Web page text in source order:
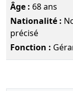
Âge : 68 ans
Nationalité :
précisé
Fonction :